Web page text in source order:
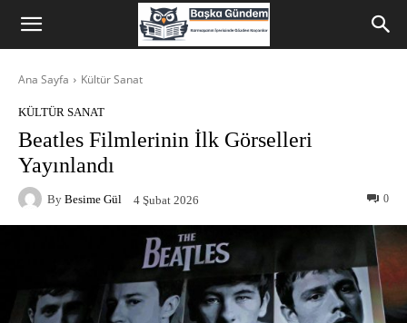
Ana Sayfa Kültür Sanat
KÜLTÜR SANAT
Beatles Filmlerinin İlk Görselleri
Yayınlandı
By Besime Gül 4 Şubat 2026 0